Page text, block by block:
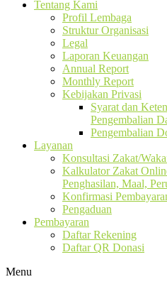
Tentang Kami
Profil Lembaga
Struktur Organisasi
Legal
Laporan Keuangan
Annual Report
Monthly Report
Kebijakan Privasi
Syarat dan
Pengembalian
Pengembalian
Layanan
Konsultasi Zakat/
Kalkulator Zakat
Penghasilan, Maal,
Konfirmasi
Pengaduan
Pembayaran
Daftar Rekening
Daftar QR Donasi
Menu